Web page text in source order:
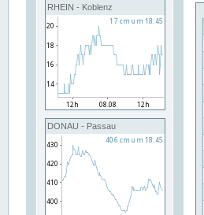
RHEIN - Koblenz
DONAU - Passau